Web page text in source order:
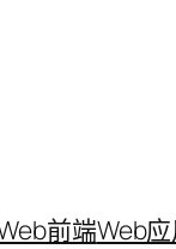
前端Web